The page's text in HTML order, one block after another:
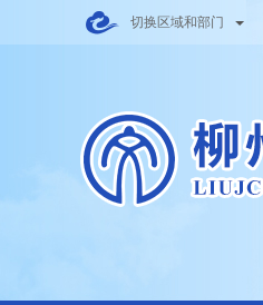
切换区域和部门